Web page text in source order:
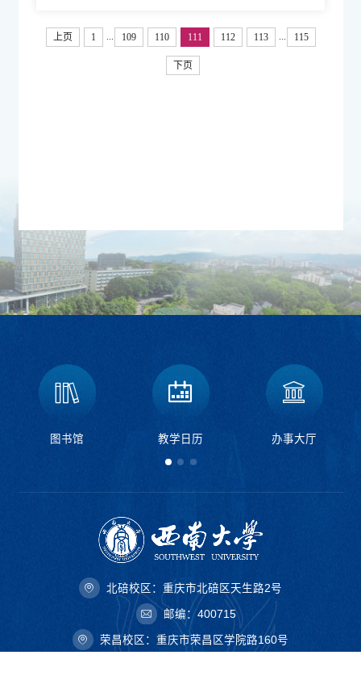
上页 1 ... 109 110 111 112 113 ... 115
下页
图书馆 教学日历 办事大厅
北碚校区：重庆市北碚区天生路2号
邮编：400715
荣昌校区：重庆市荣昌区学院路160号